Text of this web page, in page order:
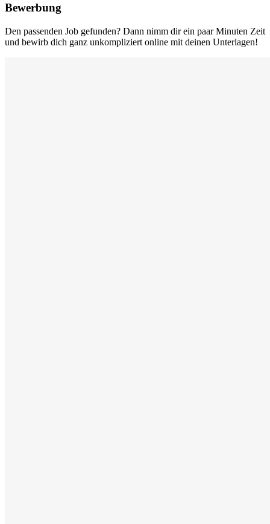
Bewerbung
Den passenden Job gefunden? Dann nimm dir ein paar Minuten Zeit
und bewirb dich ganz unkompliziert online mit deinen Unterlagen!